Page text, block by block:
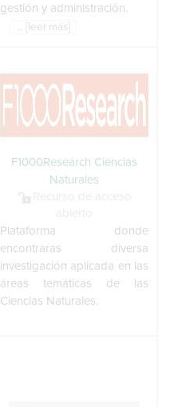
gestión y administración.
... [leer más]
F1000Research Ciencias
Naturales
Plataforma donde
encontraras diversa
investigación aplicada en las
áreas temáticas de las
Ciencias Naturales.